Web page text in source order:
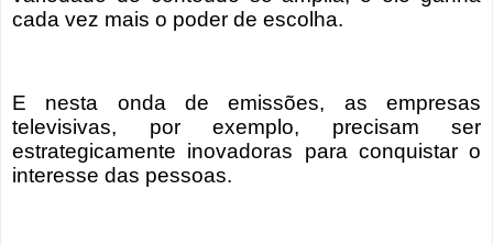
cada vez mais o poder de escolha.
E nesta onda de emissões, as empresas
televisivas, por exemplo, precisam ser
estrategicamente inovadoras para conquistar o
interesse das pessoas.